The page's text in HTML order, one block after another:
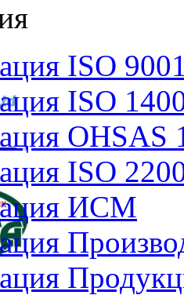
ISO
ISO
OHSAS
ISO
ИСМ